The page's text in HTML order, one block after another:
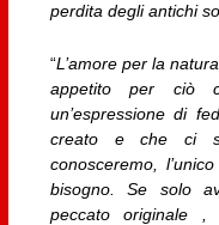
perdita degli antichi
“L’amore per la
appetito per ciò
un’espressione di
creato e che ci
conosceremo,
bisogno. Se solo
peccato originale